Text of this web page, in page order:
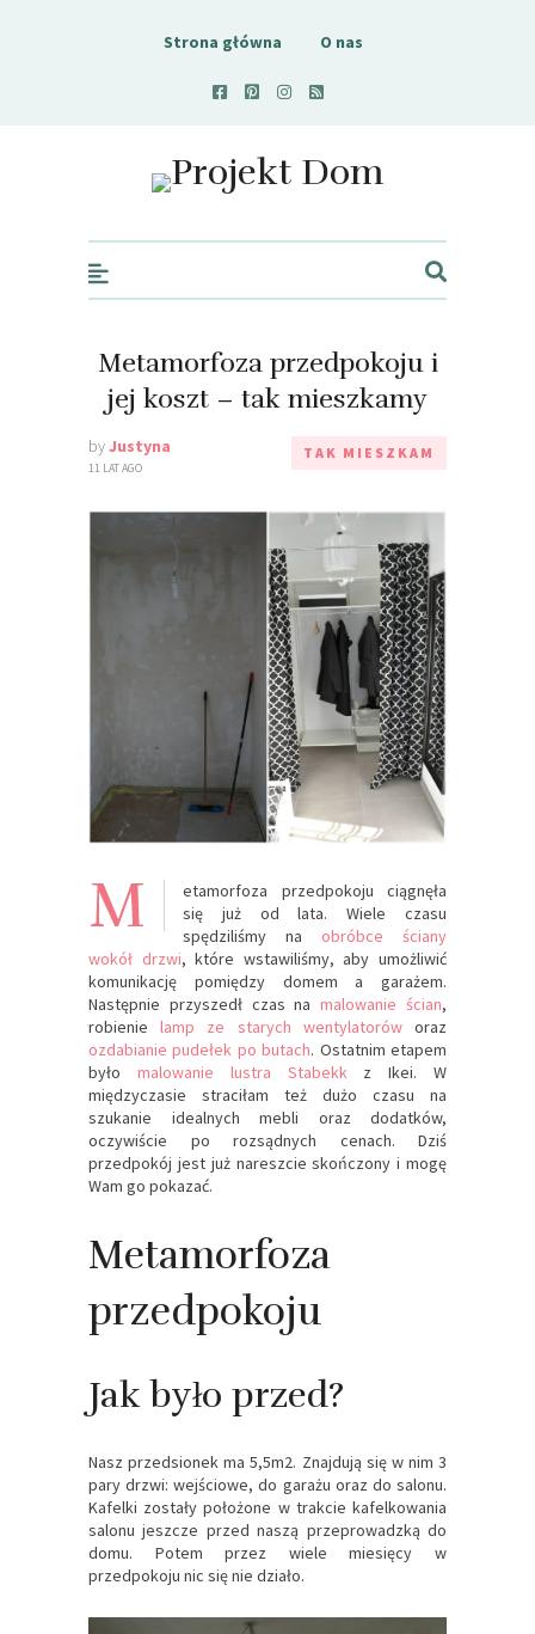
Strona główna O nas
Projekt Dom
Metamorfoza przedpokoju i
jej koszt – tak mieszkamy
byJustyna
11 LAT AGO
TAK MIESZKAM
M
etamorfoza przedpokoju ciągnęła
się już od lata. Wiele czasu
spędziliśmy na obróbce ściany
wokół drzwi, które wstawiliśmy, aby umożliwić
komunikację pomiędzy domem a garażem.
Następnie przyszedł czas namalowanie ścian,
robienielamp ze starych wentylatoróworaz
ozdabianie pudełek po butach. Ostatnim etapem
było malowanie lustra Stabekk z Ikei. W
międzyczasie straciłam też dużo czasu na
szukanie idealnych mebli oraz dodatków,
oczywiście po rozsądnych cenach. Dziś
przedpokój jest już nareszcie skończony i mogę
Wam go pokazać.
Metamorfoza
przedpokoju
Jak było przed?
Nasz przedsionek ma 5,5m2. Znajdują się w nim 3
pary drzwi: wejściowe, do garażu oraz do salonu.
Kafelki zostały położone w trakcie kafelkowania
salonu jeszcze przed naszą przeprowadzką do
domu. Potem przez wiele miesięcy w
przedpokoju nic się nie działo.